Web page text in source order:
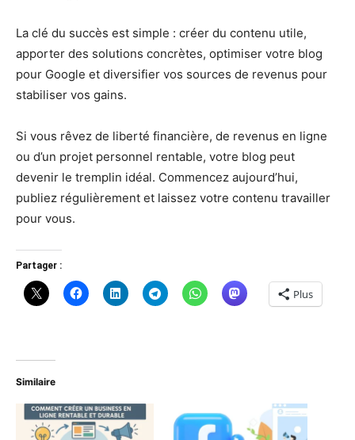
La clé du succès est simple : créer du contenu utile,
apporter des solutions concrètes, optimiser votre blog
pour Google et diversifier vos sources de revenus pour
stabiliser vos gains.
Si vous rêvez de liberté financière, de revenus en ligne
ou d’un projet personnel rentable, votre blog peut
devenir le tremplin idéal. Commencez aujourd’hui,
publiez régulièrement et laissez votre contenu travailler
pour vous.
Partager :
Plus
Similaire